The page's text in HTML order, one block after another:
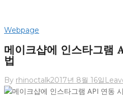
Webpage
메이크샵에 인스타그램
법
By rhinoctalk2017년 8월 16일